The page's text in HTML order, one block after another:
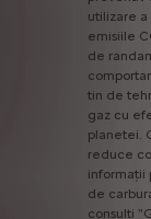
utilizare a
emisiile
de
tin de
gaz cu
planetei.
reduce
informații
de
consulți